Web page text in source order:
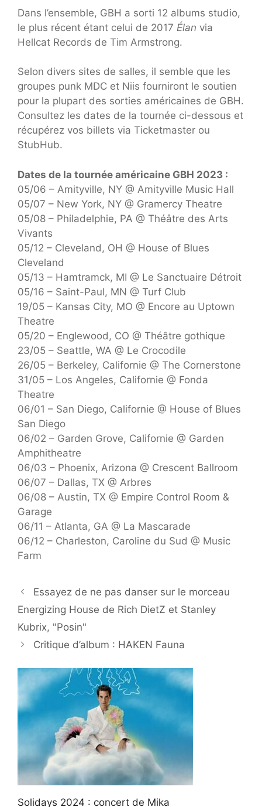
Dans l’ensemble, GBH a sorti 12 albums studio,
le plus récent étant celui de 2017 Élan via
Hellcat Records de Tim Armstrong.
Selon divers sites de salles, il semble que les
groupes punk MDC et Niis fourniront le soutien
pour la plupart des sorties américaines de GBH.
Consultez les dates de la tournée ci-dessous et
récupérez vos billets via Ticketmaster ou
StubHub.
Dates de la tournée américaine GBH 2023 :
05/06 – Amityville, NY @ Amityville Music Hall
05/07 – New York, NY @ Gramercy Theatre
05/08 – Philadelphie, PA @ Théâtre des Arts
Vivants
05/12 – Cleveland, OH @ House of Blues
Cleveland
05/13 – Hamtramck, MI @ Le Sanctuaire Détroit
05/16 – Saint-Paul, MN @ Turf Club
19/05 – Kansas City, MO @ Encore au Uptown
Theatre
05/20 – Englewood, CO @ Théâtre gothique
23/05 – Seattle, WA @ Le Crocodile
26/05 – Berkeley, Californie @ The Cornerstone
31/05 – Los Angeles, Californie @ Fonda
Theatre
06/01 – San Diego, Californie @ House of Blues
San Diego
06/02 – Garden Grove, Californie @ Garden
Amphitheatre
06/03 – Phoenix, Arizona @ Crescent Ballroom
06/07 – Dallas, TX @ Arbres
06/08 – Austin, TX @ Empire Control Room &
Garage
06/11 – Atlanta, GA @ La Mascarade
06/12 – Charleston, Caroline du Sud @ Music
Farm
Essayez de ne pas danser sur le morceau
Energizing House de Rich DietZ et Stanley
Kubrix, "Posin"
Critique d’album : HAKEN Fauna
Solidays 2024 : concert de Mika